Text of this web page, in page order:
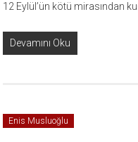
12 Eylül’ün kötü mirasından
Devamını Oku
Enis Musluoğlu